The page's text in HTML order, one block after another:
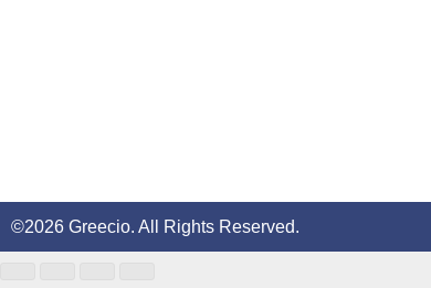
©2026 Greecio. All Rights Reserved.